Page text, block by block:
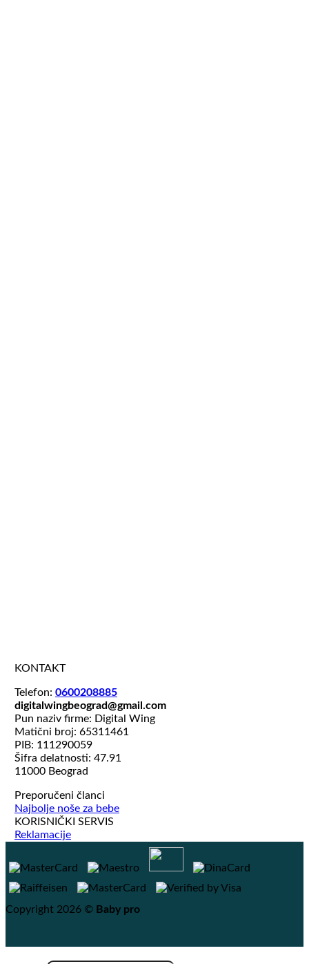
KONTAKT
Telefon: 0600208885
digitalwingbeograd@gmail.com
Pun naziv firme: Digital Wing
Matični broj: 65311461
PIB: 111290059
Šifra delatnosti: 47.91
11000 Beograd
Preporučeni članci
Najbolje noše za bebe
KORISNIČKI SERVIS
Reklamacije
Copyright 2026 © Baby pro